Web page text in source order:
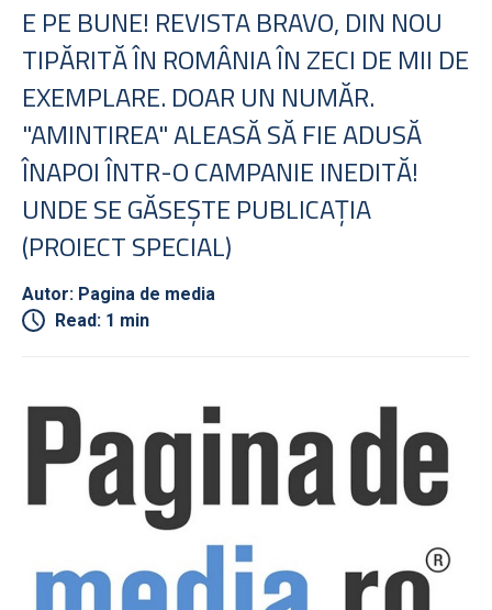
E PE BUNE! REVISTA BRAVO, DIN NOU
TIPĂRITĂ ÎN ROMÂNIA ÎN ZECI DE MII DE
EXEMPLARE. DOAR UN NUMĂR.
"AMINTIREA" ALEASĂ SĂ FIE ADUSĂ
ÎNAPOI ÎNTR-O CAMPANIE INEDITĂ!
UNDE SE GĂSEŞTE PUBLICAŢIA
(PROIECT SPECIAL)
Autor: Pagina de media
Read: 1 min